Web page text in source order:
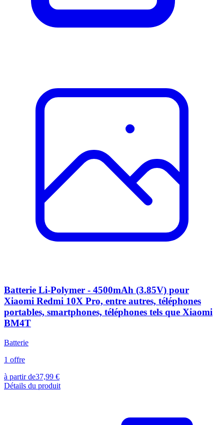
Batterie Li-Polymer - 4500mAh (3.85V) pour
Xiaomi Redmi 10X Pro, entre autres, téléphones
portables, smartphones, téléphones tels que Xiaomi
BM4T
Batterie
1 offre
à partir de37,99 €
Détails du produit